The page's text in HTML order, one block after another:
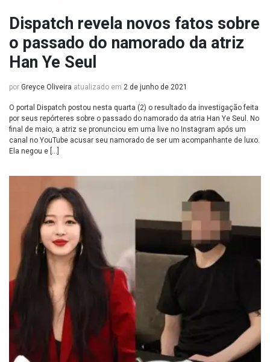
Dispatch revela novos fatos sobre
o passado do namorado da atriz
Han Ye Seul
por Greyce Oliveira atualizado em 2 de junho de 2021
O portal Dispatch postou nesta quarta (2) o resultado da investigação feita
por seus repórteres sobre o passado do namorado da atria Han Ye Seul. No
final de maio, a atriz se pronunciou em uma live no Instagram após um
canal no YouTube acusar seu namorado de ser um acompanhante de luxo.
Ela negou e […]